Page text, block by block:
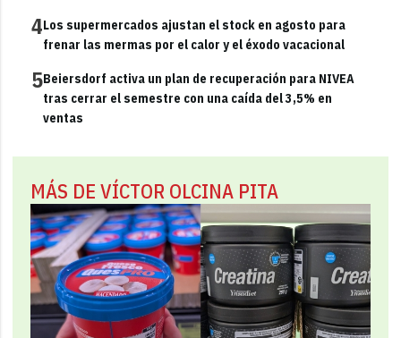
4Los supermercados ajustan el stock en agosto para
frenar las mermas por el calor y el éxodo vacacional
5Beiersdorf activa un plan de recuperación para NIVEA
tras cerrar el semestre con una caída del 3,5% en
ventas
MÁS DE VÍCTOR OLCINA PITA